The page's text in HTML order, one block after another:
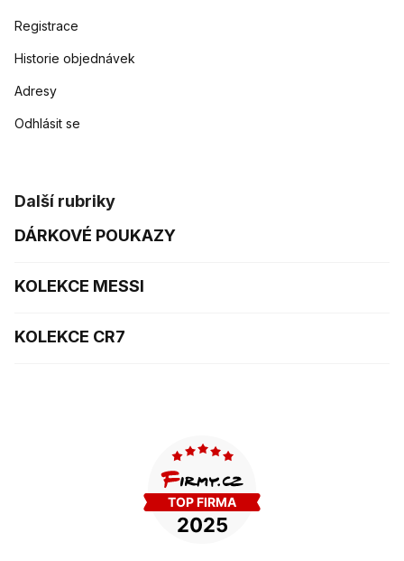
Registrace
Historie objednávek
Adresy
Odhlásit se
Další rubriky
DÁRKOVÉ POUKAZY
KOLEKCE MESSI
KOLEKCE CR7